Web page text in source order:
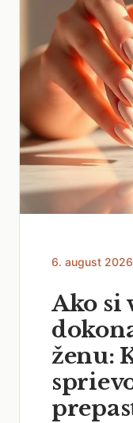
6. august 2026
Ako si
ženu: